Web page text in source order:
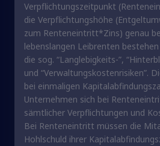
Verpflichtungszeitpunkt
die Verpflichtungshöhe
zum Renteneintritt*Zins) genau
lebenslangen Leibrenten
die sog. “Langlebigkeits-”,
und “Verwaltungskostenrisiken”.
bei einmaligen
Unternehmen sich bei
sämtlicher Verpflichtungen und
Bei Renteneintritt müssen die
Hohlschuld ihrer